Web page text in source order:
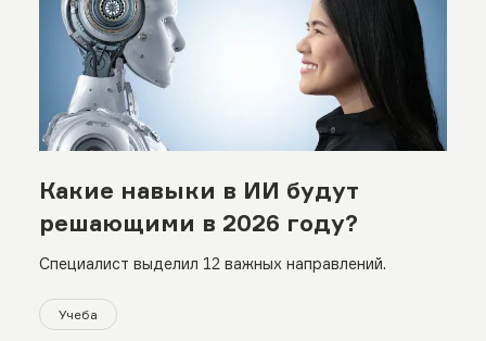
Какие навыки в ИИ будут
решающими в 2026 году?
Специалист выделил 12 важных направлений.
Учеба